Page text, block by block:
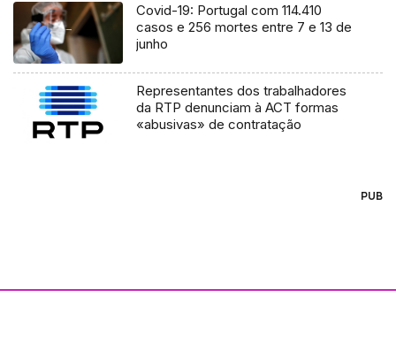
Covid-19: Portugal com 114.410
casos e 256 mortes entre 7 e 13 de
junho
Representantes dos trabalhadores
da RTP denunciam à ACT formas
«abusivas» de contratação
PUB